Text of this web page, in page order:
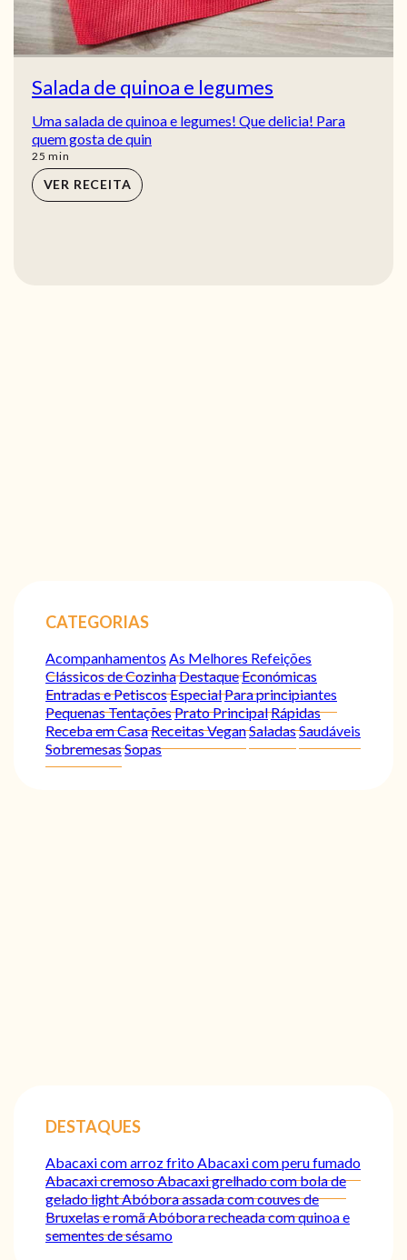
Salada de quinoa e legumes
Uma salada de quinoa e legumes! Que delicia! Para
quem gosta de quin
25 min
min
VER RECEITA
CATEGORIAS
Acompanhamentos As Melhores Refeições
Clássicos de CozinhaDestaqueEconómicas
Entradas e PetiscosEspecialPara principiantes
Pequenas TentaçõesPrato PrincipalRápidas
Receba em CasaReceitas VeganSaladasSaudáveis
SobremesasSopas
DESTAQUES
Abacaxi com arroz fritoAbacaxi com peru fumado
Abacaxi cremosoAbacaxi grelhado com bola de
gelado lightAbóbora assada com couves de
Bruxelas e romãAbóbora recheada com quinoa e
sementes de sésamo